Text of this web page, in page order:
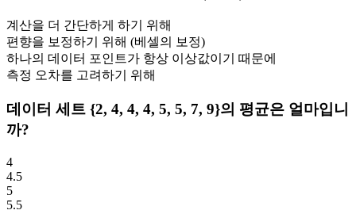
계산을 더 간단하게 하기 위해
편향을 보정하기 위해 (베셀의 보정)
하나의 데이터 포인트가 항상 이상값이기 때문에
측정 오차를 고려하기 위해
데이터 세트 {2, 4, 4, 4, 5, 5, 7, 9}의 평균은 얼마입니
까?
4
4.5
5
5.5